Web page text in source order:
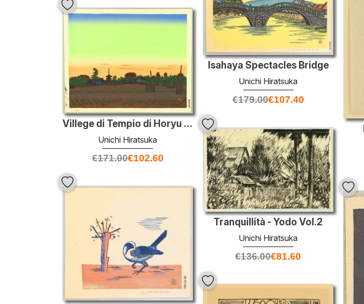
Isahaya Spectacles Bridge
Unichi Hiratsuka
€179.00€107.40
Villege di Tempio di Horyu nel colore Sunset
Unichi Hiratsuka
€171.00€102.60
Tranquillità - Yodo Vol.2
Unichi Hiratsuka
€136.00€81.60